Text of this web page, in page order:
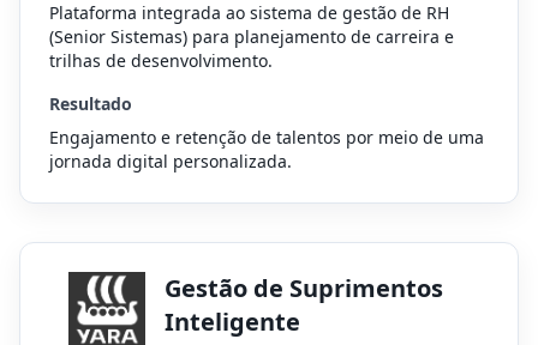
Plataforma integrada ao sistema de gestão de RH
(Senior Sistemas) para planejamento de carreira e
trilhas de desenvolvimento.
Resultado
Engajamento e retenção de talentos por meio de uma
jornada digital personalizada.
Gestão de Suprimentos
Inteligente